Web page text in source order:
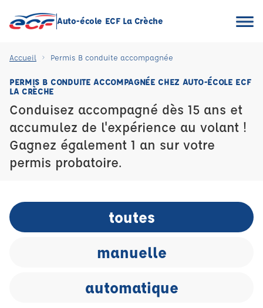
Auto-école ECF La Crèche
Accueil Permis B conduite accompagnée
PERMIS B CONDUITE ACCOMPAGNÉE CHEZ AUTO-ÉCOLE ECF
LA CRÈCHE
Conduisez accompagné dès 15 ans et
accumulez de l'expérience au volant !
Gagnez également 1 an sur votre
permis probatoire.
toutes
manuelle
automatique